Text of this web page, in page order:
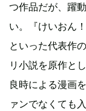
つ作品だが、躍
い。『けいおん
といった代表作
リ小説を原作と
良時による漫画
ァンでなくても